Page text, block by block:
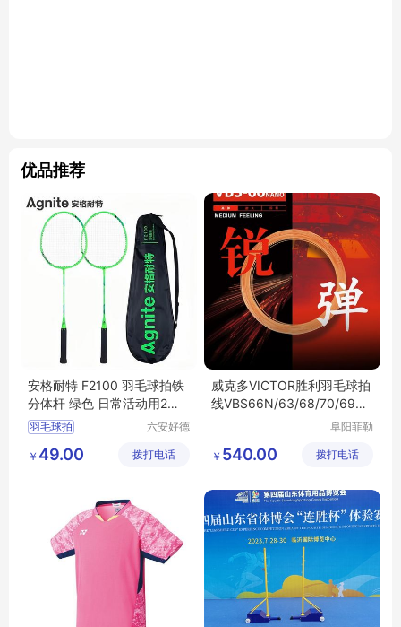
优品推荐
安格耐特 F2100 羽毛球拍铁
分体杆 绿色 日常活动用2支/
副
羽毛球拍
六安好德
公司
￥ 49.00 拨打电话
威克多VICTOR胜利羽毛球拍
线VBS66N/63/68/70/69N
阜阳菲勒
公司
￥ 540.00 拨打电话